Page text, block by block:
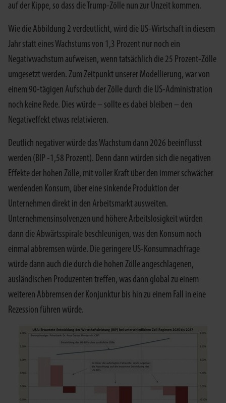
auf der Kippe, so dass die Trump-Zölle nun zur Unzeit kommen.
Wie die Abbildung 2 verdeutlicht, wird die US-Wirtschaft in diesem
Jahr statt eines Wachstums von 1,3 Prozent nur noch ein
Negativwachstum aufweisen, wenn tatsächlich die 25 Prozent-Zölle
umgesetzt werden. Zum Zeitpunkt unserer Modellierung, war von
einem 90-tägigen Aufschub der Zölle durch die US-Administration
noch keine Rede. Dies würde – sollte es dabei bleiben – den
Negativeffekt etwas relativieren.
Deutlich negativer würde das Wachstum dann 2026 beeinflusst
werden (BIP -1,58 Prozent). Denn dann würden sich die negativen
Effekte der hohen Zölle, mit voller Kraft über den immer schwächer
werdenden Konsum, über eine sinkende Produktion der
Unternehmen direkt in den Arbeitsmarkt ausweiten.
Unternehmensinsolvenzen und höhere Arbeitslosigkeit würden
dann die Abwärtsspirale beschleunigen, was den Konsum noch
einmal abbremsen würde. Die geringere US-Konsumnachfrage
würde dann auch die durch die hohen Zölle angeschlagenen,
ausländischen Produzenten treffen, was dann global zu einem
weiteren Abbremsen der Konjunktur bis hin zu einem Fall in eine
Rezession führen würde.